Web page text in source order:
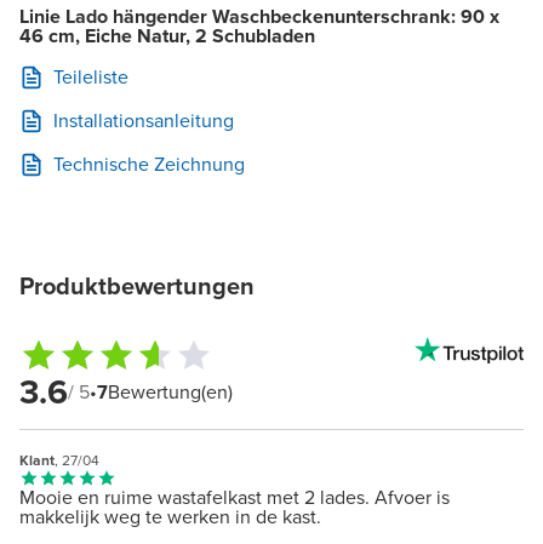
Linie Lado hängender Waschbeckenunterschrank: 90 x
46 cm, Eiche Natur, 2 Schubladen
Teileliste
Installationsanleitung
Technische Zeichnung
Produktbewertungen
3.6/ 5•7Bewertung(en)
Klant, 27/04
Mooie en ruime wastafelkast met 2 lades. Afvoer is
makkelijk weg te werken in de kast.